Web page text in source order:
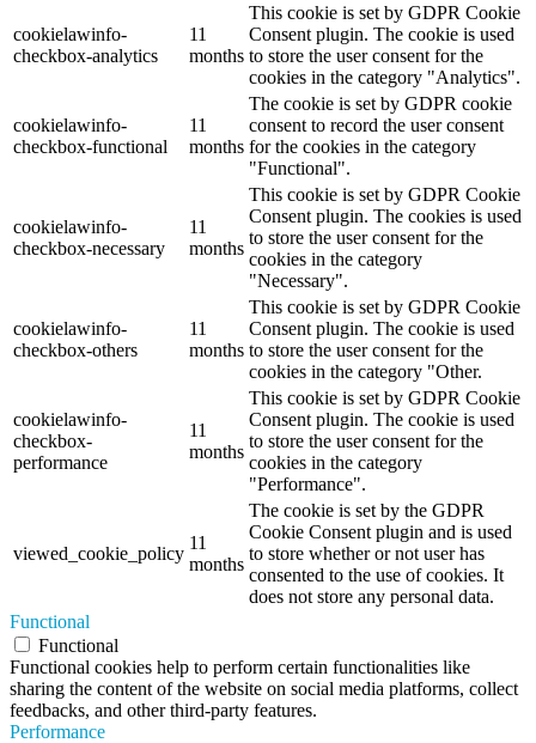
cookielawinfo-
checkbox-analytics
11
months
This cookie is set by GDPR Cookie
Consent plugin. The cookie is used
to store the user consent for the
cookies in the category "Analytics".
cookielawinfo-
checkbox-functional
11
months
The cookie is set by GDPR cookie
consent to record the user consent
for the cookies in the category
"Functional".
cookielawinfo-
checkbox-necessary
11
months
This cookie is set by GDPR Cookie
Consent plugin. The cookies is used
to store the user consent for the
cookies in the category
"Necessary".
cookielawinfo-
checkbox-others
11
months
This cookie is set by GDPR Cookie
Consent plugin. The cookie is used
to store the user consent for the
cookies in the category "Other.
cookielawinfo-
checkbox-
performance
11
months
This cookie is set by GDPR Cookie
Consent plugin. The cookie is used
to store the user consent for the
cookies in the category
"Performance".
viewed_cookie_policy
11
months
The cookie is set by the GDPR
Cookie Consent plugin and is used
to store whether or not user has
consented to the use of cookies. It
does not store any personal data.
Functional
Functional
Functional cookies help to perform certain functionalities like
sharing the content of the website on social media platforms, collect
feedbacks, and other third-party features.
Performance